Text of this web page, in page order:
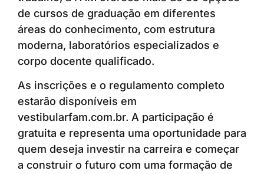
de cursos de graduação em diferentes
áreas do conhecimento, com estrutura
moderna, laboratórios especializados e
corpo docente qualificado.
As inscrições e o regulamento completo
estarão disponíveis em
vestibularfam.com.br. A participação é
gratuita e representa uma oportunidade para
quem deseja investir na carreira e começar
a construir o futuro com uma formação de